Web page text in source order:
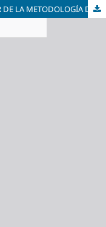
ANÁLISIS DEL TPACK COMO IMPULSOR DE LA METODOLOGÍA DOCENTEEN LA EDUCACIÓN SUPERIOR